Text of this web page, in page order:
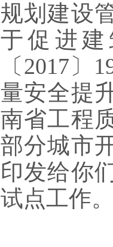
规划建设
于促进
〔 2017 〕
量安全提
南省工程
部分城市
印发给你
试点工作